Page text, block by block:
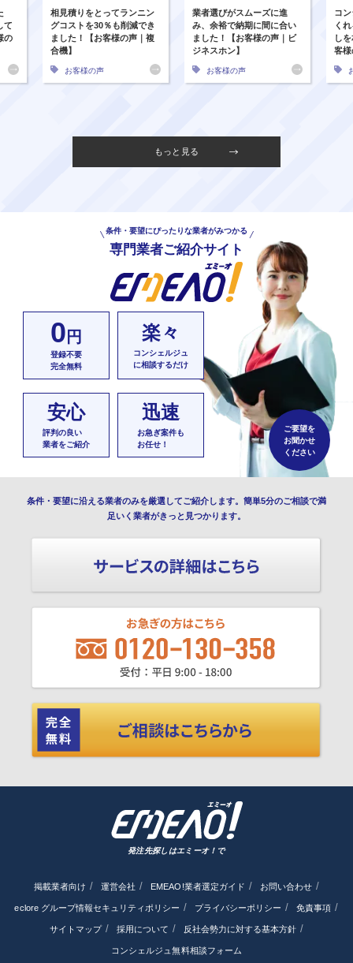
て
の
相見積りをとってランニン
グコストを30％も削減でき
ました！【お客様の声｜複
合機】
お客様の声
業者選びがスムーズに進
み、余裕で納期に間に合い
ました！【お客様の声｜ビ
ジネスホン】
お客様の声
コ
く
し
客
もっと見る
条件・要望にぴったりな業者がみつかる
専門業者ご紹介サイト
0 円
登録不要
完全無料
楽々
コンシェルジュ
に相談するだけ
安心
評判の良い
業者をご紹介
迅速
お急ぎ案件も
お任せ！
ご要望を
お聞かせ
ください
条件・要望に沿える業者のみを厳選してご紹介します。簡単5分のご相談で満
足いく業者がきっと見つかります。
発注先探しはエミーオ！で
掲載業者向け 運営会社 EMEAO!業者選定ガイド お問い合わせ
eclore グループ情報セキュリティポリシー プライバシーポリシー 免責事項
サイトマップ 採用について 反社会勢力に対する基本方針
コンシェルジュ無料相談フォーム